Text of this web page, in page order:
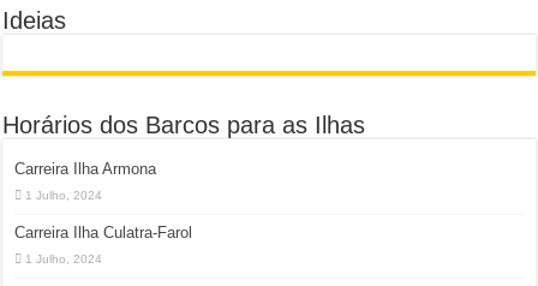
Ideias
Horários dos Barcos para as Ilhas
Carreira Ilha Armona
1 Julho, 2024
Carreira Ilha Culatra-Farol
1 Julho, 2024